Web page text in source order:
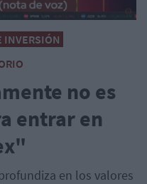
INVERSIÓN
no es
entrar en
en los valores